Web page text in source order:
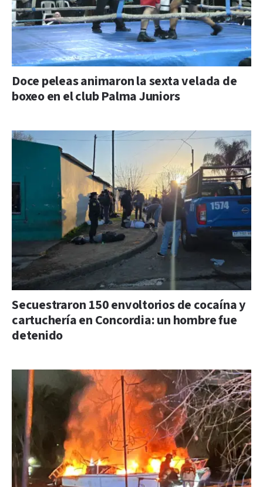
Doce peleas animaron la sexta velada de
boxeo en el club Palma Juniors
Secuestraron 150 envoltorios de cocaína y
cartuchería en Concordia: un hombre fue
detenido